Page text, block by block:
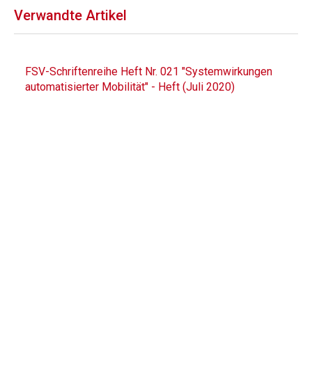
Verwandte Artikel
FSV-Schriftenreihe Heft Nr. 021 "Systemwirkungen
automatisierter Mobilität" - Heft (Juli 2020)